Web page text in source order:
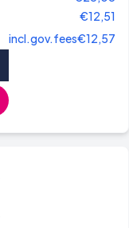
€12,51
incl.gov.fees€12,57